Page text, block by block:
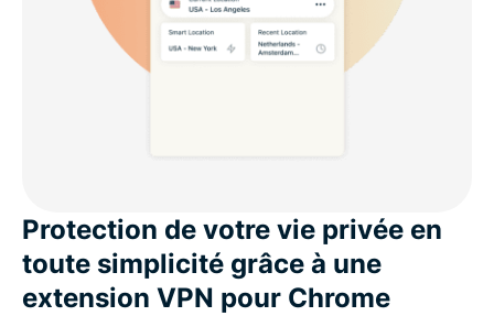
Protection de votre vie privée en
toute simplicité grâce à une
extension VPN pour Chrome